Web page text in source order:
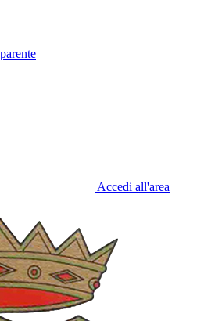
Accedi all'area